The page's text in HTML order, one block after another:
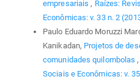
empresariais , Raízes:
Econômicas: v. 33 n. 2
Paulo Eduardo Moruzzi
Kanikadan, Projetos de
comunidades quilombolas ,
Sociais e Econômicas: v.